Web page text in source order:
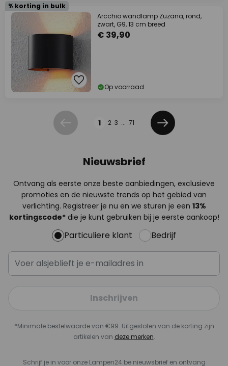
% korting in bulk
Arcchio wandlamp Zuzana, rond,
zwart, G9, 13 cm breed
€ 39,90
Op voorraad
Vorige 1 2 3 ... 71
Volgende
Nieuwsbrief
Ontvang als eerste onze beste aanbiedingen, exclusieve
promoties en de nieuwste trends op het gebied van
verlichting. Registreer je nu en we sturen je een 13%
kortingscode*die je kunt gebruiken bij je eerste aankoop!
Particuliere klant Bedrijf
Inschrijven
*Minimale bestelwaarde van €99. Uitgesloten van de korting zijn
artikelen van deze merken.
Schrijf je in voor onze Lampen24.be nieuwsbrief en ontvang